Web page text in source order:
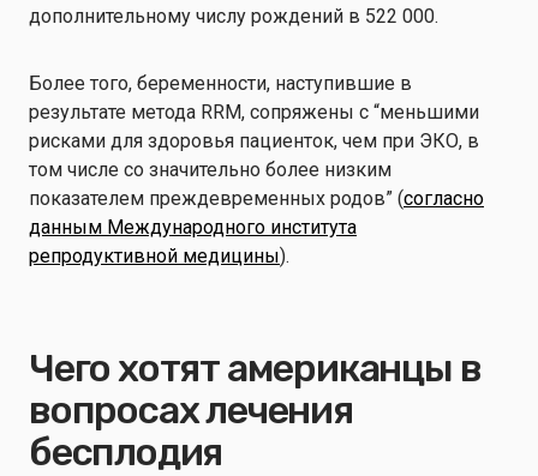
дополнительному числу рождений в 522 000.
Более того, беременности, наступившие в
результате метода RRM, сопряжены с “меньшими
рисками для здоровья пациенток, чем при ЭКО, в
том числе со значительно более низким
показателем преждевременных родов” (согласно
данным Международного института
репродуктивной медицины).
Чего хотят американцы в
вопросах лечения
бесплодия